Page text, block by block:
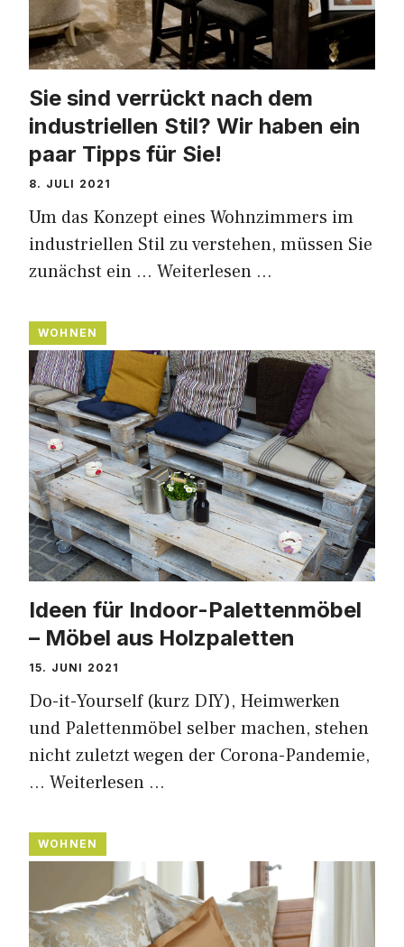
Sie sind verrückt nach dem
industriellen Stil? Wir haben ein
paar Tipps für Sie!
8. JULI 2021
Um das Konzept eines Wohnzimmers im
industriellen Stil zu verstehen, müssen Sie
zunächst ein … Weiterlesen …
WOHNEN
Ideen für Indoor-Palettenmöbel
– Möbel aus Holzpaletten
15. JUNI 2021
Do-it-Yourself (kurz DIY), Heimwerken
und Palettenmöbel selber machen, stehen
nicht zuletzt wegen der Corona-Pandemie,
… Weiterlesen …
WOHNEN